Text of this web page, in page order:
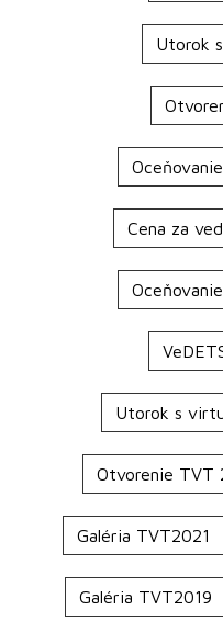
Utorok
Cena za
Utorok s
Otvorenie TVT
Galéria TVT2021
Galéria TVT2019